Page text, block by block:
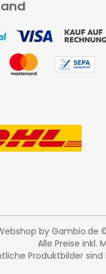
by Gambio.de
Alle Preise inkl.
Produktbilder